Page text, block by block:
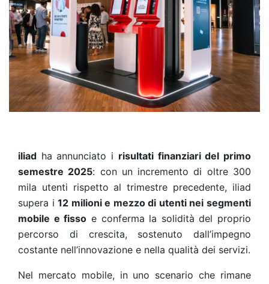
iliad ha annunciato i risultati finanziari del primo
semestre 2025: con un incremento di oltre 300
mila utenti rispetto al trimestre precedente, iliad
supera i 12 milioni e mezzo di utenti nei segmenti
mobile e fisso e conferma la solidità del proprio
percorso di crescita, sostenuto dall’impegno
costante nell’innovazione e nella qualità dei servizi.
Nel mercato mobile, in uno scenario che rimane